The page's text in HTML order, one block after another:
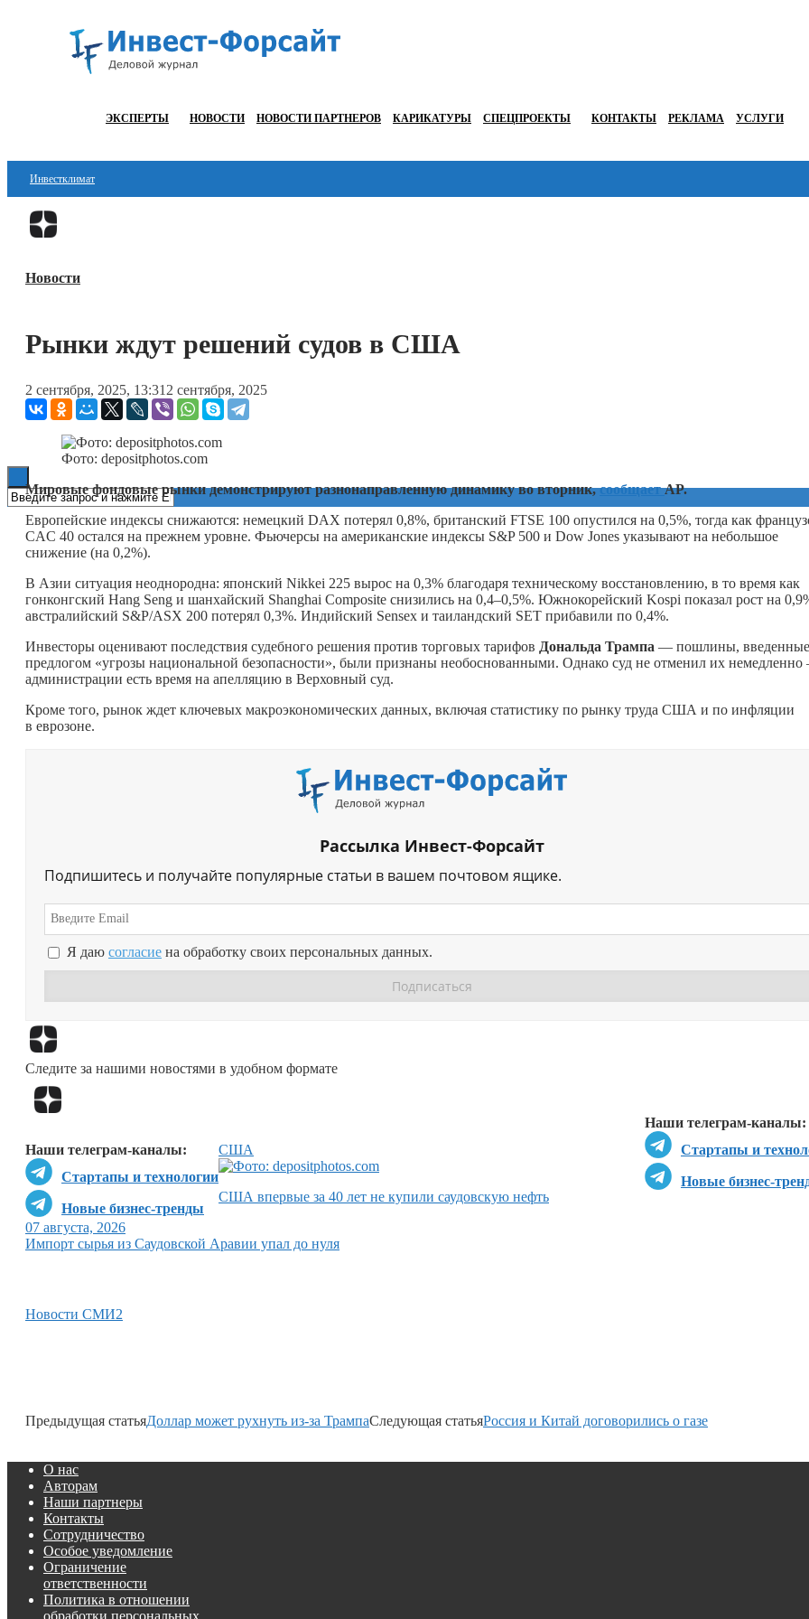
ЭКСПЕРТЫ НОВОСТИ НОВОСТИ ПАРТНЕРОВ КАРИКАТУРЫ СПЕЦПРОЕКТЫ КОНТАКТЫ РЕКЛАМА УСЛУГИ
Инвестклимат
Финансы
Блокчейн
ESG
Новости
Рынки ждут решений судов в США
2 сентября, 2025, 13:31 2 сентября, 2025
Фото: depositphotos.com
Мировые фондовые рынки демонстрируют разнонаправленную динамику во вторник,сообщаетAP.
Европейские индексы снижаются: немецкий DAX потерял 0,8%, британский FTSE 100 опустился на 0,5%, тогда как
CAC 40 остался на прежнем уровне. Фьючерсы на американские индексы S&P 500 и Dow Jones указывают на небольшое
снижение (на 0,2%).
В Азии ситуация неоднородна: японский Nikkei 225 вырос на 0,3% благодаря техническому восстановлению, в то время как
гонконгский Hang Seng и шанхайский Shanghai Composite снизились на 0,4–0,5%. Южнокорейский Kospi показал рост на
австралийский S&P/ASX 200 потерял 0,3%. Индийский Sensex и таиландский SET прибавили по 0,4%.
Инвесторы оценивают последствия судебного решения против торговых тарифов Дональда Трампа — пошлины,
предлогом «угрозы национальной безопасности», были признаны необоснованными. Однако суд не отменил их
администрации есть время на апелляцию в Верховный суд.
Кроме того, рынок ждет ключевых макроэкономических данных, включая статистику по рынку труда США и по инфляции
в еврозоне.
Рассылка Инвест-Форсайт
Подпишитесь и получайте популярные статьи в вашем почтовом ящике.
Я даю согласие на обработку своих персональных данных.
Следите за нашими новостями в удобном формате
Наши телеграм-каналы:
Стартапы и
Новые бизнес-
Наши телеграм-каналы:
Стартапы и технологии
Новые бизнес-тренды
США
США впервые за 40 лет не купили саудовскую нефть
07 августа, 2026
Импорт сырья из Саудовской Аравии упал до нуля
Новости СМИ2
Предыдущая статьяДоллар может рухнуть из-за ТрампаСледующая статьяРоссия и Китай договорились о газе
О нас
Авторам
Наши партнеры
Контакты
Сотрудничество
Особое уведомление
Ограничение
ответственности
Политика в отношении